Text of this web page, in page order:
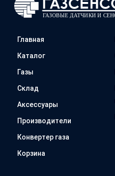
Главная
Каталог
Газы
Склад
Аксессуары
Производители
Конвертер газа
Корзина